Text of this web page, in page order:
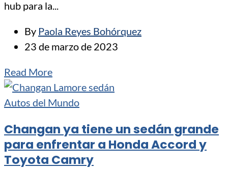
hub para la...
By Paola Reyes Bohórquez
23 de marzo de 2023
Read More
Autos del Mundo
Changan ya tiene un sedán grande
para enfrentar a Honda Accord y
Toyota Camry